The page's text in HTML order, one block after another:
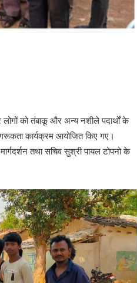
को तंबाकू और अन्य नशीले पदार्थों के
कार्यक्रम आयोजित किए गए।
तथा सचिव सुश्री पायल टोपनो के